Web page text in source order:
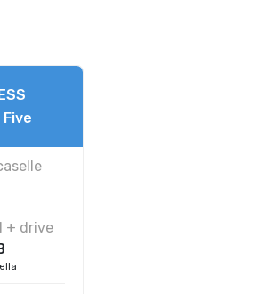
Five
+ drive